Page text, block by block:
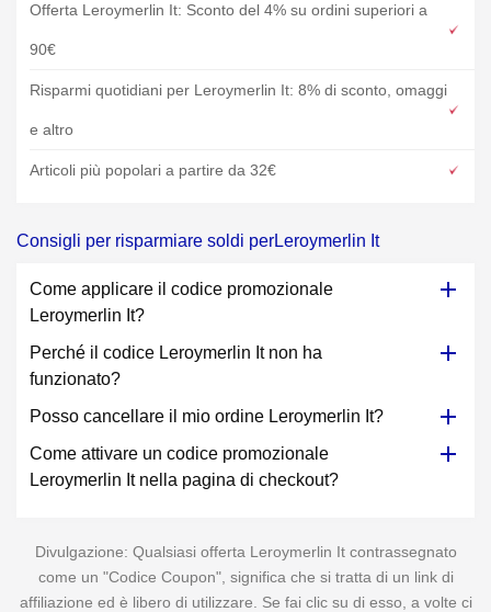
Offerta Leroymerlin It: Sconto del 4% su ordini superiori a
90€
Risparmi quotidiani per Leroymerlin It: 8% di sconto, omaggi
e altro
Articoli più popolari a partire da 32€
Consigli per risparmiare soldi perLeroymerlin It
Come applicare il codice promozionale
Leroymerlin It?
Perché il codice Leroymerlin It non ha
funzionato?
Posso cancellare il mio ordine Leroymerlin It?
Come attivare un codice promozionale
Leroymerlin It nella pagina di checkout?
Divulgazione: Qualsiasi offerta Leroymerlin It contrassegnato
come un "Codice Coupon", significa che si tratta di un link di
affiliazione ed è libero di utilizzare. Se fai clic su di esso, a volte ci